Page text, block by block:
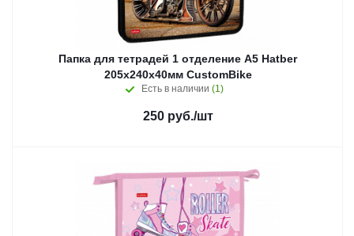
Папка для тетрадей 1 отделение А5 Hatber
205х240х40мм CustomBike
Есть в наличии (1)
250руб./шт